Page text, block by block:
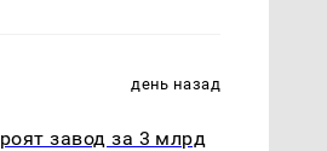
день назад
завод за 3 млрд